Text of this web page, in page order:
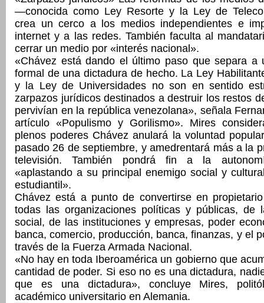
—conocida como Ley Resorte y la Ley de
crea un cerco a los medios independientes e
internet y a las redes. También faculta al
cerrar un medio por «interés nacional».
«Chávez está dando el último paso que separa a
formal de una dictadura de hecho. La Ley
y la Ley de Universidades no son en sentido
zarpazos jurídicos destinados a destruir los restos
pervivían en la república venezolana», señala
artículo «Populismo y Gorilismo». Mires
plenos poderes Chávez anulará la voluntad
pasado 26 de septiembre, y amedrentará más a la
televisión. También pondrá fin a la
«aplastando a su principal enemigo social y
estudiantil».
Chávez está a punto de convertirse en
todas las organizaciones políticas y públicas, de
social, de las instituciones y empresas, poder
banca, comercio, producción, banca, finanzas, y el
través de la Fuerza Armada Nacional.
«No hay en toda Iberoamérica un gobierno que
cantidad de poder. Si eso no es una dictadura,
que es una dictadura», concluye Mires,
académico universitario en Alemania.